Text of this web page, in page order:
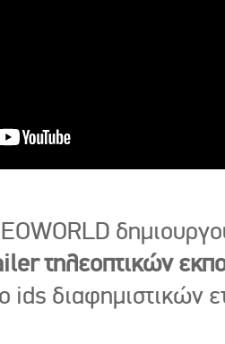
τηλεοπτικών
ids διαφημιστικών